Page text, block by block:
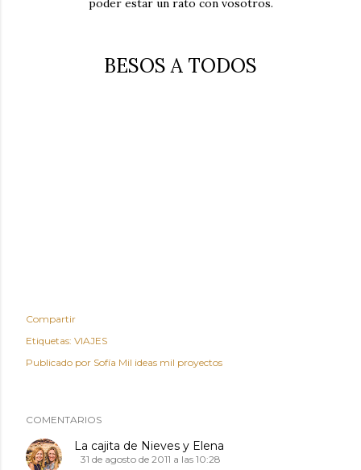
poder estar un rato con vosotros.
BESOS A TODOS
Compartir
Etiquetas: VIAJES
Publicado por Sofía Mil ideas mil proyectos
COMENTARIOS
La cajita de Nieves y Elena
31 de agosto de 2011 a las 10:28